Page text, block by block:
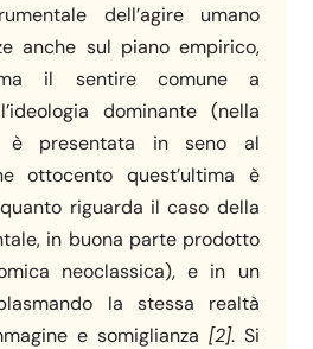
dell’agire umano
anche sul piano empirico,
il sentire comune a
dominante (nella
presentata in seno al
ottocento quest’ultima è
riguarda il caso della
in buona parte prodotto
neoclassica), e in un
la stessa realtà
e somiglianza [2]. Si